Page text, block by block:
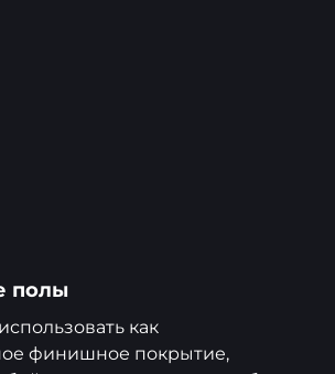
полы
как
финишное покрытие,